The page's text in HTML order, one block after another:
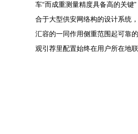
车“而成重测量精度具备高的关键
合于大型供安网络构的设计系统
汇容的一同作用侧重范围起可靠
观引荐里配置始终在用户所在地